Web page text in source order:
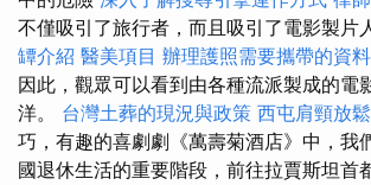
不僅吸引了旅行者，而且吸引了電影製片
罈介紹 醫美項目 辦理護照需要攜帶的資料
因此，觀眾可以看到由各種流派製成的電
洋。 台灣土葬的現況與政策 西屯肩頸放鬆
巧，有趣的喜劇劇《萬壽菊酒店》中，我
國退休生活的重要階段，前往拉賈斯坦首